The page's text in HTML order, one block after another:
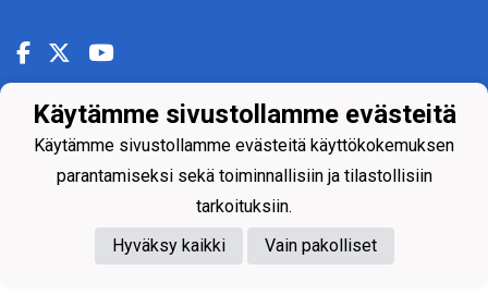
Powered by
Käytämme sivustollamme evästeitä
Käytämme sivustollamme evästeitä käyttökokemuksen
parantamiseksi sekä toiminnallisiin ja tilastollisiin
tarkoituksiin.
Hyväksy kaikki
Vain pakolliset